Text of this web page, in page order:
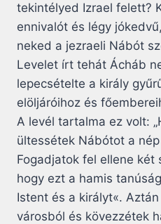
tekintélyed Izrael felett?
ennivalót és légy
neked a jezraeli Nábót
Levelet írt tehát Ácháb
lepecsételte a király
elöljáróihoz és
A levél tartalma ez volt:
ültessétek Nábótot a
Fogadjatok fel ellene két
hogy ezt a hamis
Istent és a királyt«.
városból és kövezzétek